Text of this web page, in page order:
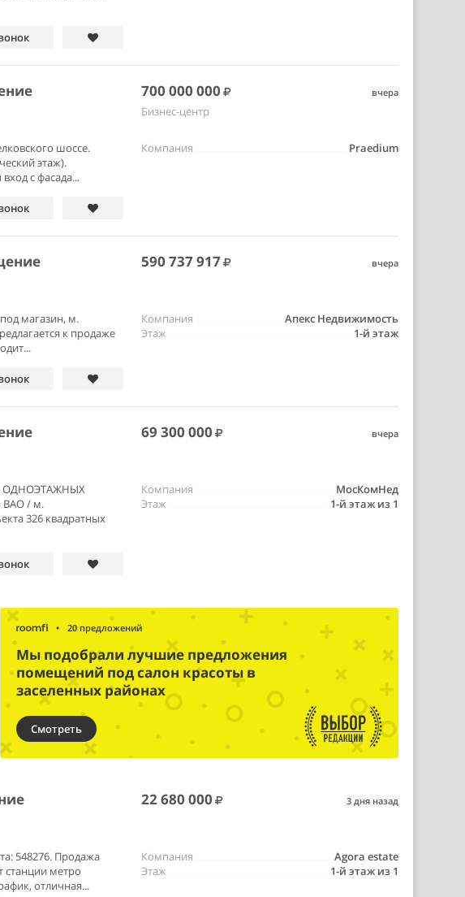
700 000 000 вчера
Бизнес-центр
шоссе.
этаж).
с фасада...
Praedium
Компания
590 737 917 вчера
магазин, м.
к продаже
Апекс Недвижимость
Компания
1-й этаж
Этаж
69 300 000 вчера
ОДНОЭТАЖНЫХ
ВАО / м.
326 квадратных
МосКомНед
Компания
1-й этаж из 1
Этаж
• 20 предложений
Мы подобрали лучшие предложения
помещений под салон красоты в
заселенных районах
Смотреть
22 680 000 3 дня назад
548276. Продажа
метро
отличная...
Agora estate
Компания
1-й этаж из 1
Этаж